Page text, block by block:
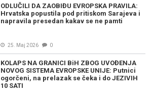
ODLUČILI DA ZAOBIĐU EVROPSKA PRAVILA:
Hrvatska popustila pod pritiskom Sarajeva i
napravila presedan kakav se ne pamti
25. Maj 2026 0
KOLAPS NA GRANICI BiH ZBOG UVOĐENJA
NOVOG SISTEMA EVROPSKE UNIJE: Putnici
ogorčeni, na prelazak se čeka i do JEZIVIH
10 SATI